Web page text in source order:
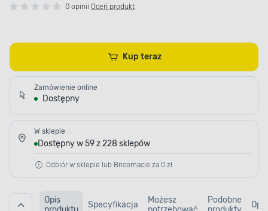
0 opinii Oceń produkt
Kup teraz
Zamówienie online
Dostępny
W sklepie
Dostępny w 59 z 228 sklepów
Odbiór w sklepie lub Bricomacie za 0 zł
Opis
Specyfikacja
Możesz
Podobne